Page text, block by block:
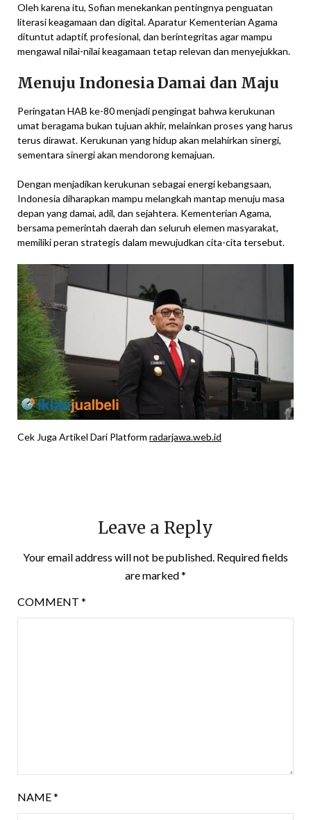
Oleh karena itu, Sofian menekankan pentingnya penguatan
literasi keagamaan dan digital. Aparatur Kementerian Agama
dituntut adaptif, profesional, dan berintegritas agar mampu
mengawal nilai-nilai keagamaan tetap relevan dan menyejukkan.
Menuju Indonesia Damai dan Maju
Peringatan HAB ke-80 menjadi pengingat bahwa kerukunan
umat beragama bukan tujuan akhir, melainkan proses yang harus
terus dirawat. Kerukunan yang hidup akan melahirkan sinergi,
sementara sinergi akan mendorong kemajuan.
Dengan menjadikan kerukunan sebagai energi kebangsaan,
Indonesia diharapkan mampu melangkah mantap menuju masa
depan yang damai, adil, dan sejahtera. Kementerian Agama,
bersama pemerintah daerah dan seluruh elemen masyarakat,
memiliki peran strategis dalam mewujudkan cita-cita tersebut.
Cek Juga Artikel Dari Platform radarjawa.web.id
Leave a Reply
Your email address will not be published. Required fields
are marked*
COMMENT *
NAME*